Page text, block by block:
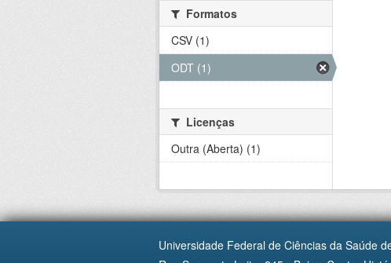
Formatos
CSV (1)
ODT (1)
Licenças
Outra (Aberta) (1)
Universidade Federal de Ciências da Saúde